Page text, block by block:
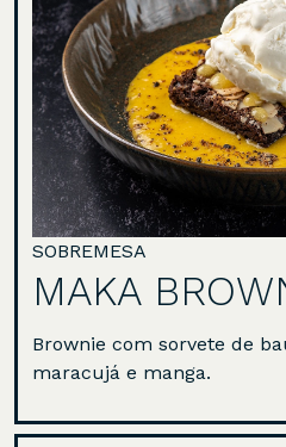
SOBREMESA
MAKA
Brownie com sorvete de
maracujá e manga.